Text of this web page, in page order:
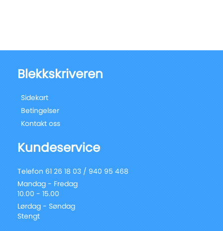
Blekkskriveren
Sidekart
Betingelser
Kontakt oss
Kundeservice
Telefon 61 26 18 03 / 940 95 468
Mandag - Fredag
10.00 - 15.00
Lørdag - Søndag
Stengt